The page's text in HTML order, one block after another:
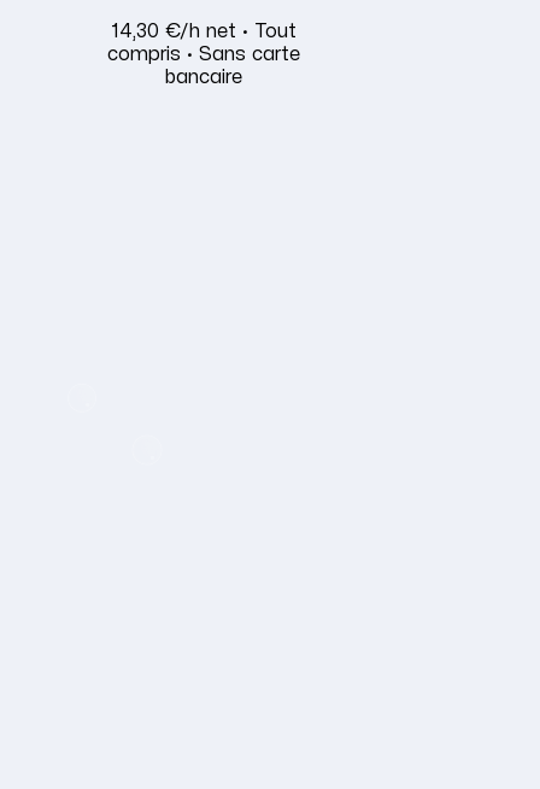
14,30 €/h net · Tout
compris · Sans carte
bancaire